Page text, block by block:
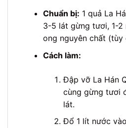
Chuẩn bị: 1 quả La
3-5 lát gừng tươi, 1-2
ong nguyên chất (tùy
Cách làm:
Đập vỡ La Hán
cùng gừng tươi
lát.
Đổ 1 lít nước